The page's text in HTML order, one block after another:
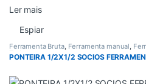
Ler mais
Espiar
Ferramenta Bruta, Ferramenta manual
Todos
PONTEIRA 1/2X1/2 SOCIOS